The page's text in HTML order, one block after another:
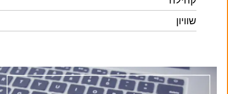
שוויון